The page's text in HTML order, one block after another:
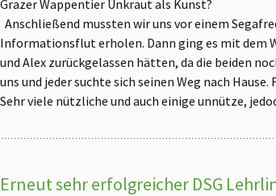
Grazer Wappentier Unkraut als Kunst?
Anschließend mussten wir uns vor einem
Informationsflut erholen. Dann ging es mit dem
und Alex zurückgelassen hätten, da die beiden
uns und jeder suchte sich seinen Weg nach
Sehr viele nützliche und auch einige unnütze,
Erneut sehr erfolgreicher DSG